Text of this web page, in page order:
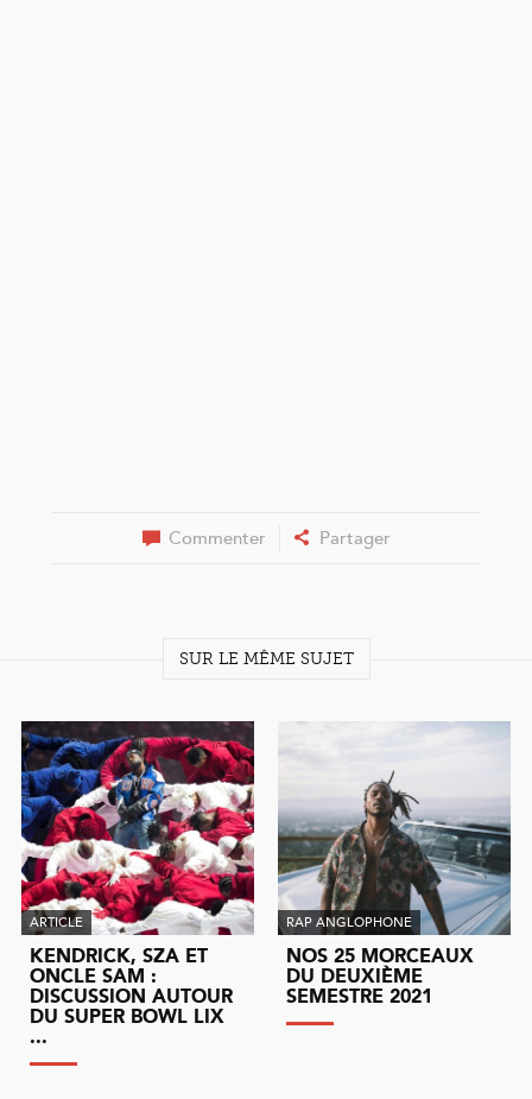
Commenter Partager
SUR LE MÊME SUJET
ARTICLE
KENDRICK, SZA ET
ONCLE SAM :
DISCUSSION AUTOUR
DU SUPER BOWL LIX
...
RAP ANGLOPHONE
NOS 25 MORCEAUX
DU DEUXIÈME
SEMESTRE 2021